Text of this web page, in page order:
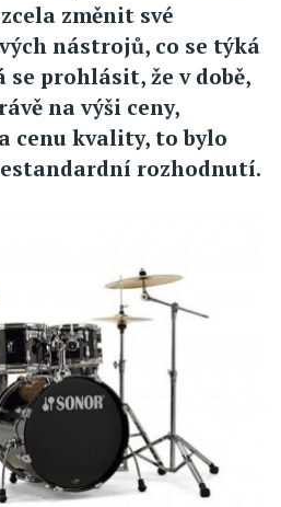
změnit své
nástrojů, co se týká
se prohlásit, že v době,
na výši ceny,
cenu kvality, to bylo
rozhodnutí.